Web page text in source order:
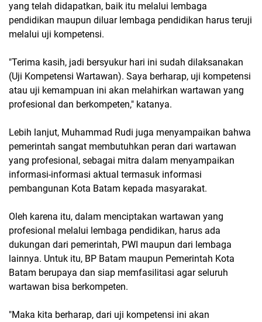
yang telah didapatkan, baik itu melalui lembaga
pendidikan maupun diluar lembaga pendidikan harus teruji
melalui uji kompetensi.
"Terima kasih, jadi bersyukur hari ini sudah dilaksanakan
(Uji Kompetensi Wartawan). Saya berharap, uji kompetensi
atau uji kemampuan ini akan melahirkan wartawan yang
profesional dan berkompeten," katanya.
Lebih lanjut, Muhammad Rudi juga menyampaikan bahwa
pemerintah sangat membutuhkan peran dari wartawan
yang profesional, sebagai mitra dalam menyampaikan
informasi-informasi aktual termasuk informasi
pembangunan Kota Batam kepada masyarakat.
Oleh karena itu, dalam menciptakan wartawan yang
profesional melalui lembaga pendidikan, harus ada
dukungan dari pemerintah, PWI maupun dari lembaga
lainnya. Untuk itu, BP Batam maupun Pemerintah Kota
Batam berupaya dan siap memfasilitasi agar seluruh
wartawan bisa berkompeten.
"Maka kita berharap, dari uji kompetensi ini akan